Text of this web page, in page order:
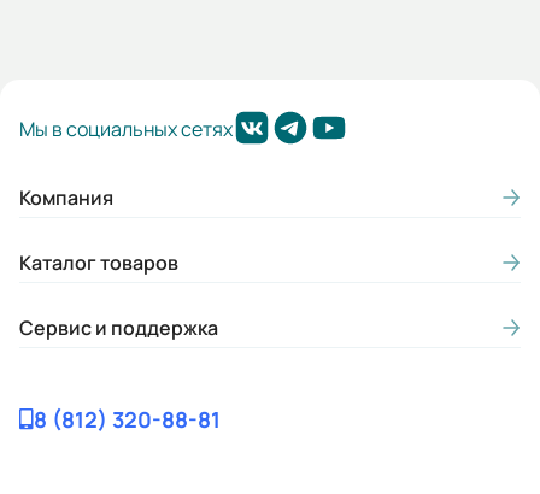
Габариты (ШхВхГ, м):
Мы в социальных сетях
Компания
Каталог товаров
Сервис и поддержка
8 (812) 320-88-81